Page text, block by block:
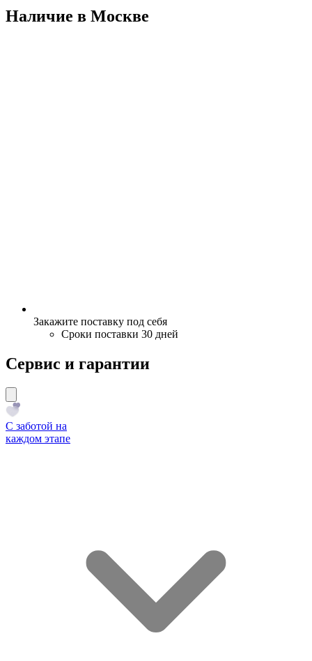
Наличие в Москвe
Закажите поставку под себя
Сроки поставки 30 дней
Сервис и гарантии
С заботой на
каждом этапе